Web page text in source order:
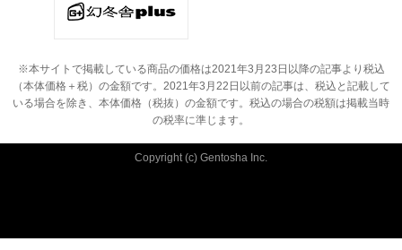
※本サイトで掲載している商品の価格は2021年3月23日以降の記事より税込
（本体価格＋税）の金額です。 2021年3月22日以前の記事は、税込と記載して
いる場合を除き、本体価格（税抜）の金額です。 税込の場合の税額は掲載当時
の税率に準じます。
Copyright (c) Gentosha Inc.